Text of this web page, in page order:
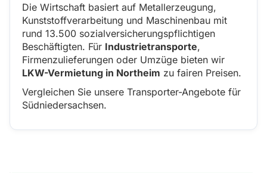
Die Wirtschaft basiert auf Metallerzeugung,
Kunststoffverarbeitung und Maschinenbau mit
rund 13.500 sozialversicherungspflichtigen
Beschäftigten. Für Industrietransporte,
Firmenzulieferungen oder Umzüge bieten wir
LKW-Vermietung in Northeim zu fairen Preisen.
Vergleichen Sie unsere Transporter-Angebote für
Südniedersachsen.